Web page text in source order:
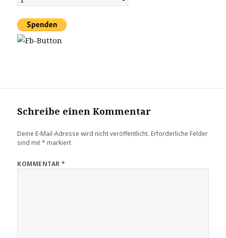
Schreibe einen Kommentar
Deine E-Mail-Adresse wird nicht veröffentlicht. Erforderliche Felder
sind mit* markiert
KOMMENTAR*